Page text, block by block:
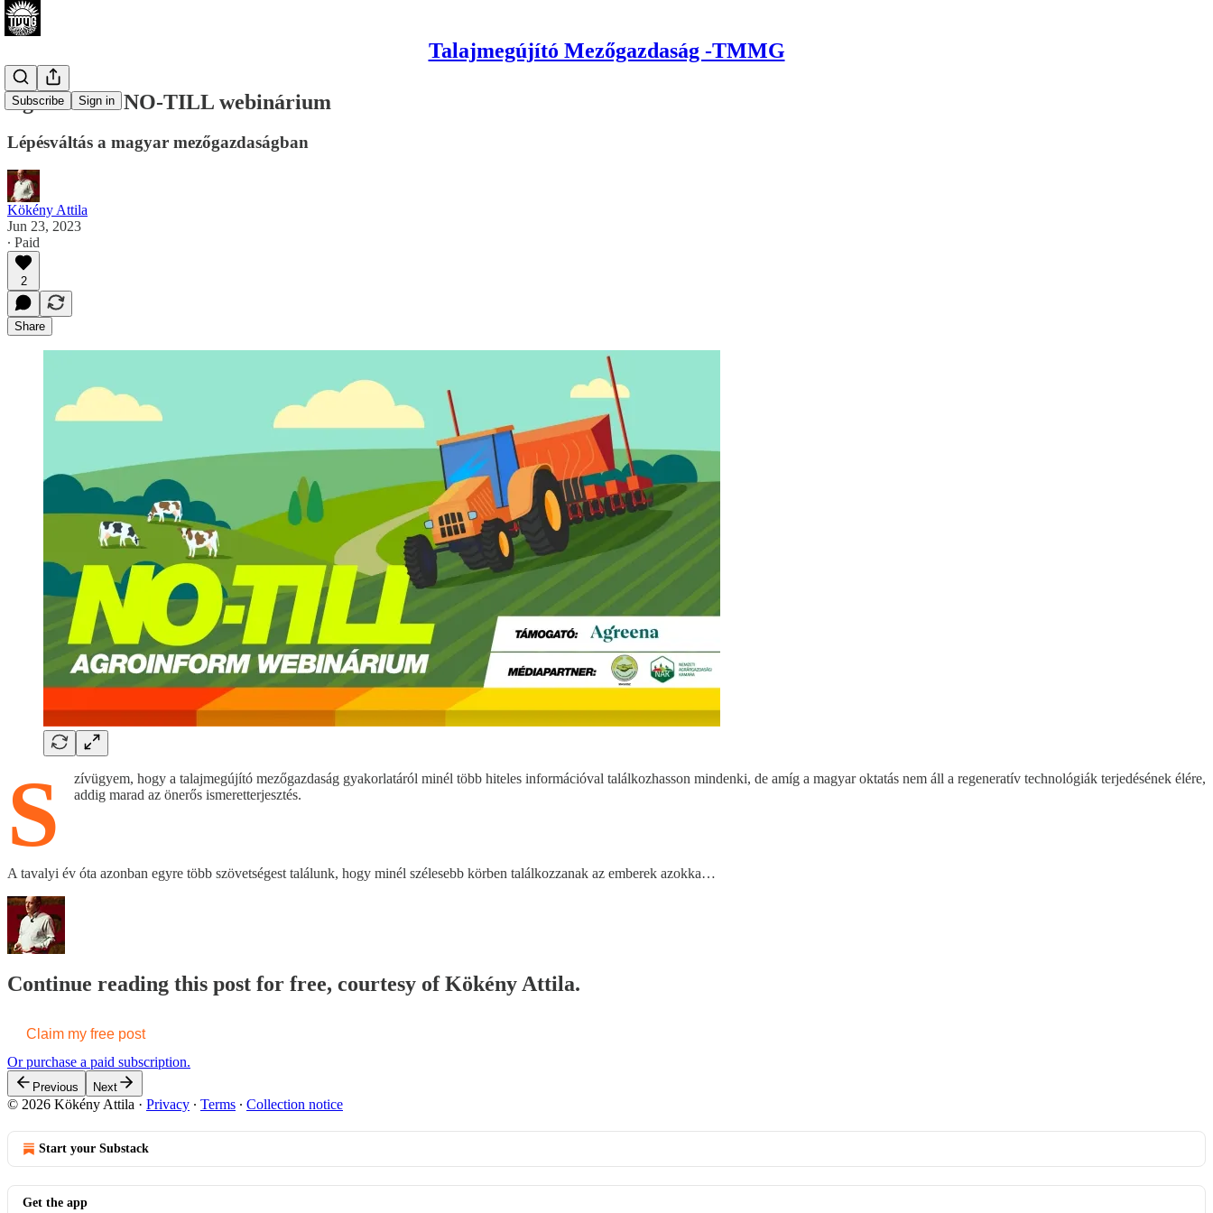
Talajmegújító Mezőgazdaság -TMMG
Subscribe Sign in
Agroinform NO-TILL webinárium
Lépésváltás a magyar mezőgazdaságban
Kökény Attila
Jun 23, 2023
∙ Paid
2
Share
S
zívügyem, hogy a talajmegújító mezőgazdaság gyakorlatáról minél több hiteles információval találkozhasson mindenki, de amíg a magyar oktatás nem áll a regeneratív technológiák terjedésének élére,
addig marad az önerős ismeretterjesztés.
A tavalyi év óta azonban egyre több szövetségest találunk, hogy minél szélesebb körben találkozzanak az emberek azokka…
Continue reading this post for free, courtesy of Kökény Attila.
Claim my free post
Or purchase a paid subscription.
Previous Next
© 2026 Kökény Attila · Privacy ∙ Terms ∙ Collection notice
Start your Substack
Get the app